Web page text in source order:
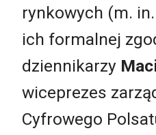
rynkowych (m.
ich formalnej
dziennikarzy
wiceprezes
Cyfrowego